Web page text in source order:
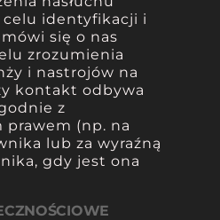
celu identyfikacji i
się o nas
zrozumienia
i nastrojów na
kontakt odbywa
z
prawem (np. na
lub za wyraźną
gdy jest ona